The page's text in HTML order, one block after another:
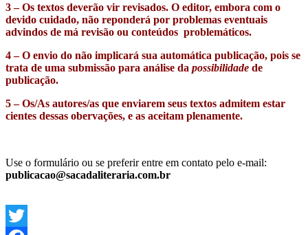
3 – Os textos deverão vir revisados. O editor, embora com o
devido cuidado, não reponderá por problemas eventuais
advindos de má revisão ou conteúdos problemáticos.
4 – O envio do não implicará sua automática publicação, pois se
trata de uma submissão para análise da possibilidade de
publicação.
5 – Os/As autores/as que enviarem seus textos admitem estar
cientes dessas obervações, e as aceitam plenamente.
Use o formulário ou se preferir entre em contato pelo e-mail:
publicacao@sacadaliteraria.com.br